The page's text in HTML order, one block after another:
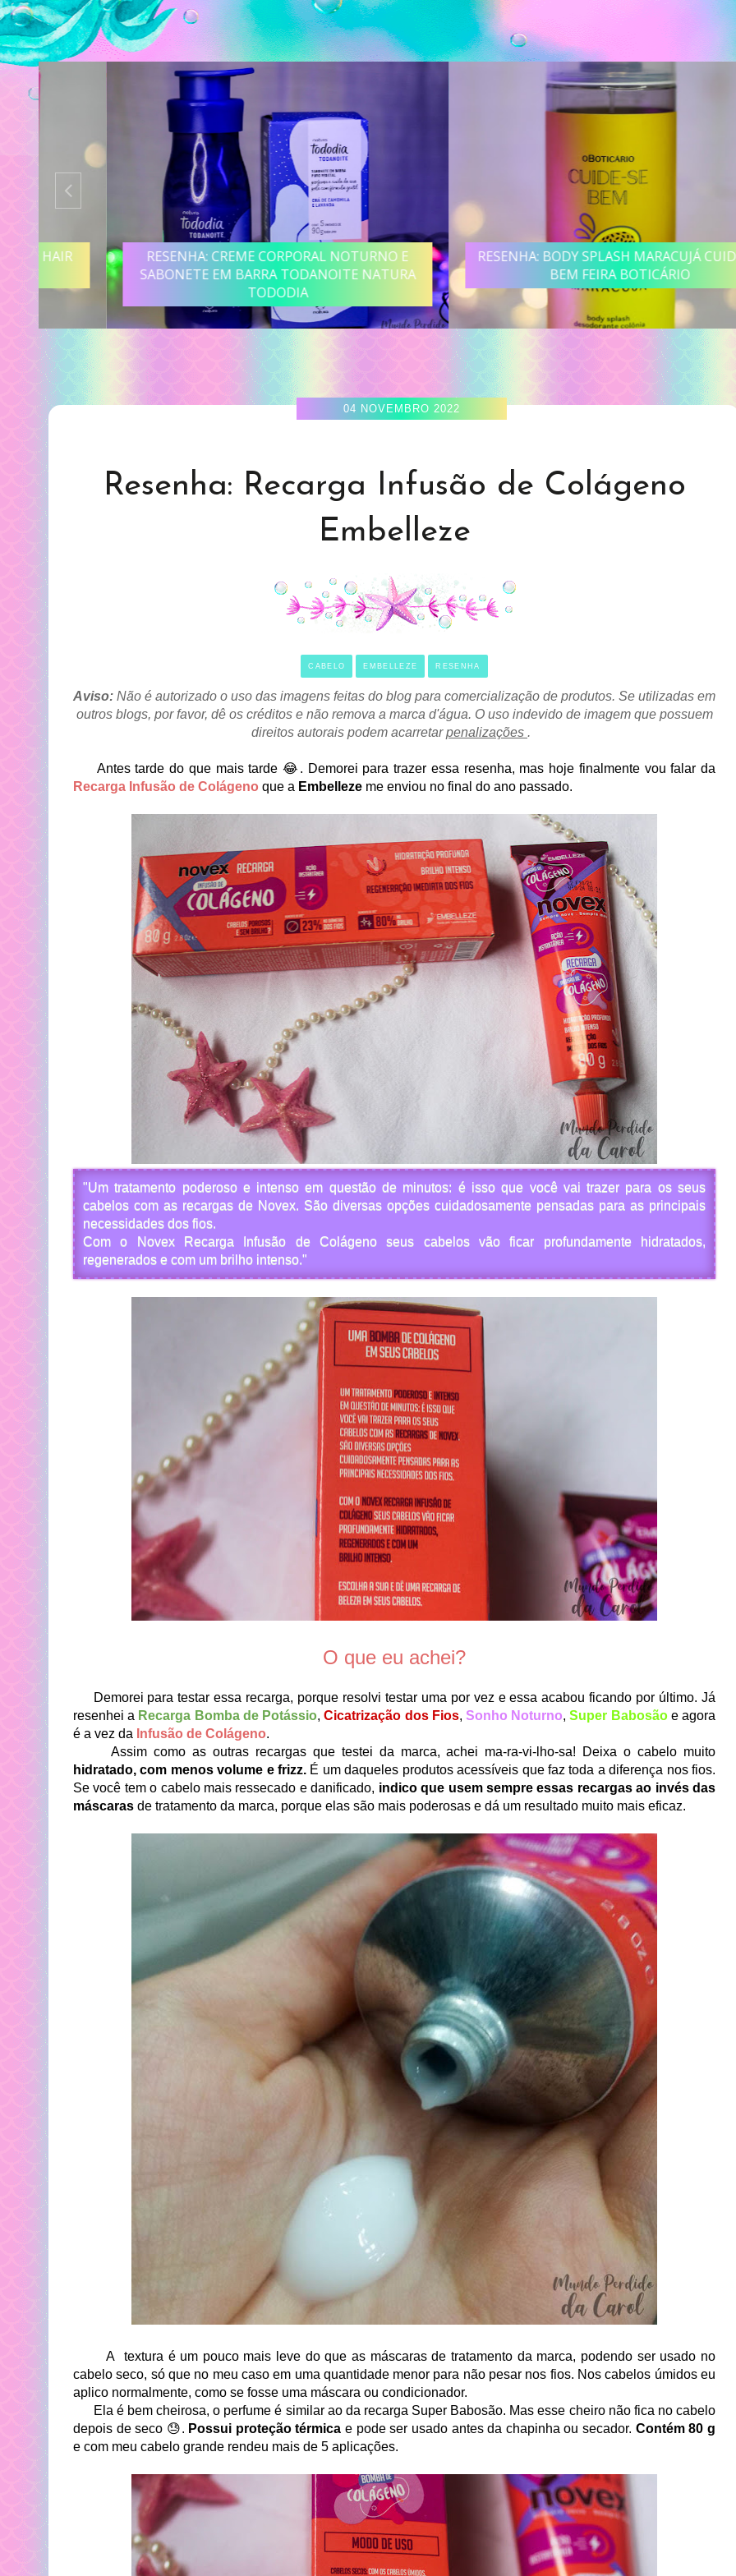
RESENHA: CREME CORPORAL NOTURNO E
SABONETE EM BARRA TODANOITE NATURA
RESENHA: BODY SPLASH MARACUJÁ CUIDE-SE
BEM FEIRA BOTICÁRIO
04 NOVEMBRO 2022
Resenha: Recarga Infusão de Colágeno
Embelleze
CABELO EMBELLEZE RESENHA
Aviso: Não é autorizado o uso das imagens feitas do blog para comercialização de produtos. Se utilizadas em
outros blogs, por favor, dê os créditos e não remova a marca d'água. O uso indevido de imagem que possuem
direitos autorais podem acarretarpenalizações .
Antes tarde do que mais tarde 😂. Demorei para trazer essa resenha, mas hoje finalmente vou falar da
Recarga Infusão de Colágeno que a Embelleze me enviou no final do ano passado.
"Um tratamento poderoso e intenso em questão de minutos: é isso que você vai trazer para os seus
cabelos com as recargas de Novex. São diversas opções cuidadosamente pensadas para as principais
necessidades dos fios.
Com o Novex Recarga Infusão de Colágeno seus cabelos vão ficar profundamente hidratados,
regenerados e com um brilho intenso."
O que eu achei?
Demorei para testar essa recarga, porque resolvi testar uma por vez e essa acabou ficando por último. Já
resenhei a Recarga Bomba de Potássio,Cicatrização dos Fios, Sonho Noturno,Super Babosãoe agora
é a vez da Infusão de Colágeno.
Assim como as outras recargas que testei da marca, achei ma-ra-vi-lho-sa! Deixa o cabelo muito
hidratado, com menos volume e frizz. É um daqueles produtos acessíveis que faz toda a diferença nos fios.
Se você tem o cabelo mais ressecado e danificado, indico que usem sempre essas recargas ao invés das
máscaras de tratamento da marca, porque elas são mais poderosas e dá um resultado muito mais eficaz.
A textura é um pouco mais leve do que as máscaras de tratamento da marca, podendo ser usado no
cabelo seco, só que no meu caso em uma quantidade menor para não pesar nos fios. Nos cabelos úmidos eu
aplico normalmente, como se fosse uma máscara ou condicionador.
Ela é bem cheirosa, o perfume é similar ao da recarga Super Babosão. Mas esse cheiro não fica no cabelo
depois de seco 😓. Possui proteção térmica e pode ser usado antes da chapinha ou secador. Contém 80 g
e com meu cabelo grande rendeu mais de 5 aplicações.